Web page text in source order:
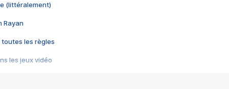
(littéralement)
Rayan
toutes les règles
les jeux vidéo